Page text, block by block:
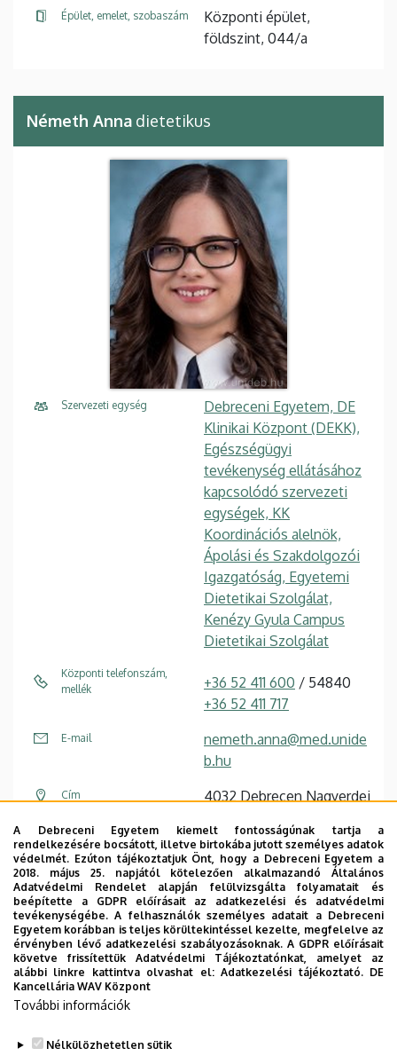
Épület, emelet, szobaszám
Központi épület,
földszint, 044/a
Németh Anna dietetikus
Szervezeti egység
Debreceni Egyetem, DE
Klinikai Központ (DEKK),
Egészségügyi
tevékenység ellátásához
kapcsolódó szervezeti
egységek, KK
Koordinációs alelnök,
Ápolási és Szakdolgozói
Igazgatóság, Egyetemi
Dietetikai Szolgálat,
Kenézy Gyula Campus
Dietetikai Szolgálat
Központi telefonszám,
mellék
+36 52 411 600 / 54840
+36 52 411 717
E-mail
nemeth.anna@med.unide
b.hu
Cím
4032 Debrecen Nagyerdei
Épület, emelet, szobaszám
Központi konyha
(Nagyerdei Campus I.), 2.
emelet
Dolgozói adatmódosítás igénylése a DE
telefonkönyvében
A Debreceni Egyetem kiemelt fontosságúnak tartja a
rendelkezésére bocsátott, illetve birtokába jutott személyes adatok
védelmét. Ezúton tájékoztatjuk Önt, hogy a Debreceni Egyetem a
2018. május 25. napjától kötelezően alkalmazandó Általános
Adatvédelmi Rendelet alapján felülvizsgálta folyamatait és
beépítette a GDPR előírásait az adatkezelési és adatvédelmi
tevékenységébe. A felhasználók személyes adatait a Debreceni
Egyetem korábban is teljes körültekintéssel kezelte, megfelelve az
érvényben lévő adatkezelési szabályozásoknak. A GDPR előírásait
követve frissítettük Adatvédelmi Tájékoztatónkat, amelyet az
alábbi linkre kattintva olvashat el:Adatkezelési tájékoztató. DE
Kancellária WAV Központ
További információk
Nélkülözhetetlen sütik